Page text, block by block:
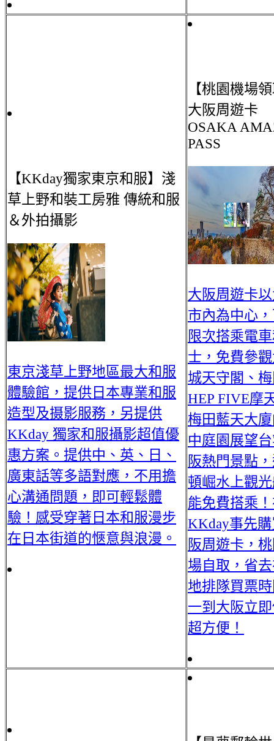
【KKday獨家東京和服】淺
草上野和裝工房雅 傳統和服
＆外拍攝影
東京淺草上野地區最大和服
體驗館，提供日本專業和服
造型及摄影服務，另提供
KKday 獨家和服攝影超值優
惠方案。提供中、英、日、
廣東話等多語對應，不用擔
心溝通問題，即可輕鬆體
驗！感受穿著日本和服漫步
在日本街道的愜意與浪漫。
【桃園機場
大阪周遊卡
OSAKA
PASS
大阪周遊卡
市內為中心
限次搭乘電
士，免費參
城天守閣、
HEP FIVE摩
梅田藍天大
中庭園展望
阪熱門景點
頓崛水上觀
能免費搭乘
KKday事先
阪周遊卡，
場自取，省
地排隊買票
一到大阪立
超方便！